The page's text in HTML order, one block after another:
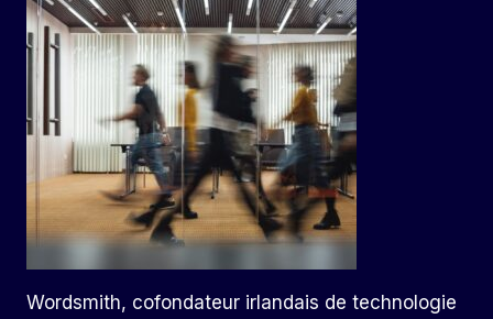
Wordsmith, cofondateur irlandais de technologie